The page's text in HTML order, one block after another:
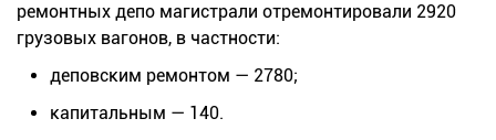
ремонтных депо магистрали отремонтировали 2920
грузовых вагонов, в частности:
деповским ремонтом — 2780;
капитальным — 140.